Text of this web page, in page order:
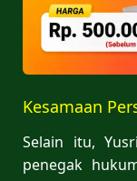
Kesamaan
Selain itu,
penegak